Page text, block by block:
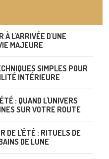
À L'ARRIVÉE D'UNE
MAJEURE
SIMPLES POUR
INTÉRIEURE
: QUAND L'UNIVERS
SUR VOTRE ROUTE
DE L'ÉTÉ : RITUELS DE
DE LUNE